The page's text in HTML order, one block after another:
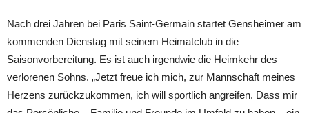
Nach drei Jahren bei Paris Saint-Germain startet Gensheimer am
kommenden Dienstag mit seinem Heimatclub in die
Saisonvorbereitung. Es ist auch irgendwie die Heimkehr des
verlorenen Sohns. „Jetzt freue ich mich, zur Mannschaft meines
Herzens zurückzukommen, ich will sportlich angreifen. Dass mir